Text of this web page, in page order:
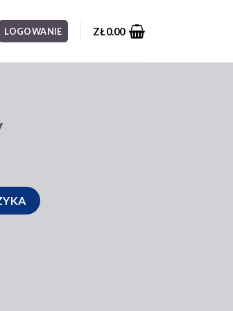
LOGOWANIE ZŁ0.00